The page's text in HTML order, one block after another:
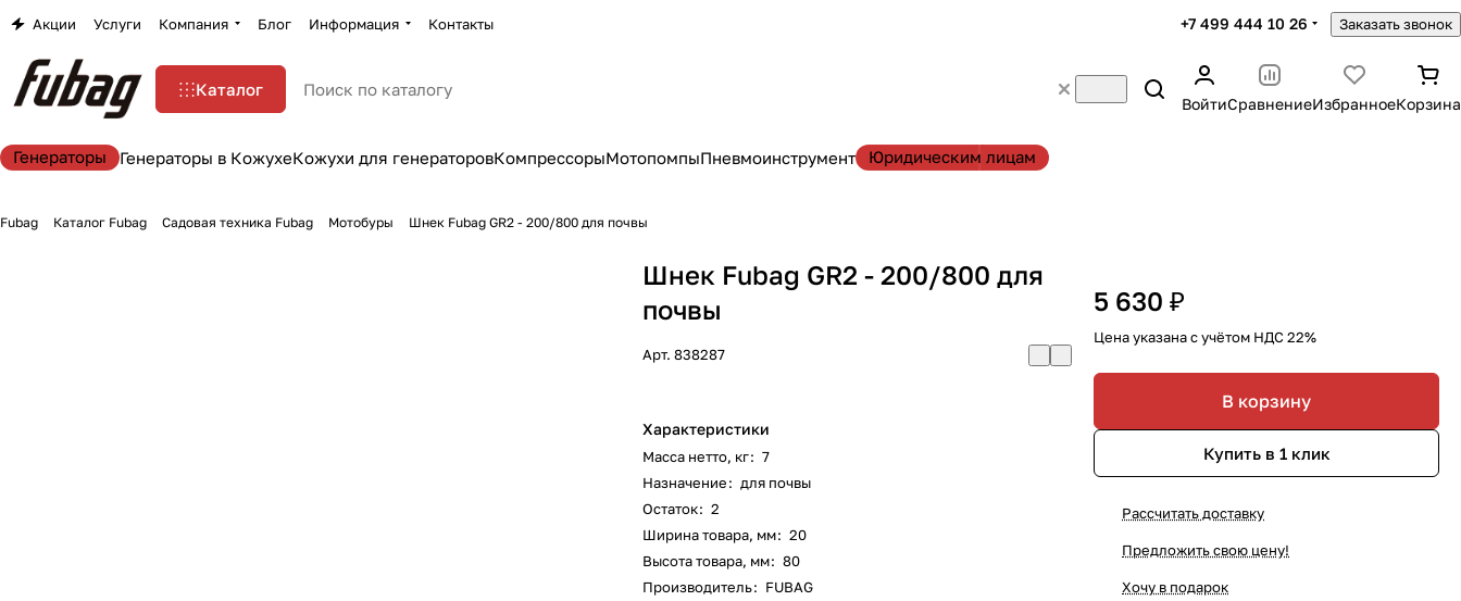
Акции Услуги Компания Блог Информация Контакты +7 499 444 10 26 Заказать звонок
Каталог
ВойтиСравнениеИзбранноеКорзина
Генераторы Генераторы в КожухеКожухи для генераторовКомпрессорыМотопомпыПневмоинструмент Юридическим лицам
Fubag Каталог Fubag Садовая техника Fubag Мотобуры Шнек Fubag GR2 - 200/800 для почвы
Шнек Fubag GR2 - 200/800 для
почвы
Арт.838287
Характеристики
Масса нетто, кг: 7
Назначение: для почвы
Остаток: 2
Ширина товара, мм: 20
Высота товара, мм: 80
Производитель: FUBAG
5 630 ₽
Цена указана с учётом НДС 22%
В корзину
Купить в 1 клик
Рассчитать доставку
Предложить свою цену!
Хочу в подарок